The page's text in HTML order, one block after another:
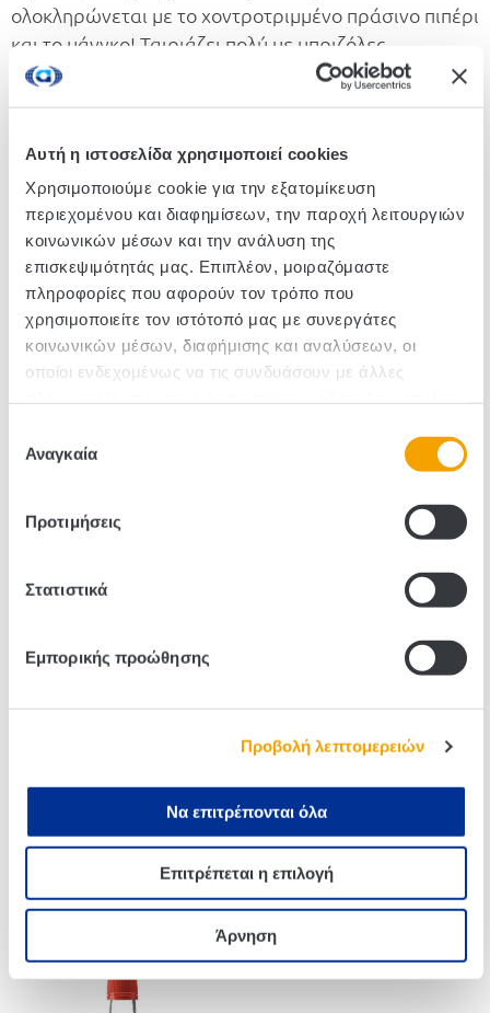
Αυτή η ιστοσελίδα χρησιμοποιεί cookies
Χρησιμοποιούμε cookie για την εξατομίκευση
περιεχομένου και διαφημίσεων, την παροχή λειτουργιών
κοινωνικών μέσων και την ανάλυση της
επισκεψιμότητάς μας. Επιπλέον, μοιραζόμαστε
πληροφορίες που αφορούν τον τρόπο που
χρησιμοποιείτε τον ιστότοπό μας με συνεργάτες
κοινωνικών μέσων, διαφήμισης και αναλύσεων, οι
οποίοι ενδεχομένως να τις συνδυάσουν με άλλες
των υπηρεσιών τους.
συγκατάθεσης
Αναγκαία
Προτιμήσεις
Στατιστικά
Εμπορικής προώθησης
Προβολή λεπτομερειών
Να επιτρέπονται όλα
Επιτρέπεται η επιλογή
Άρνηση
ολοκληρώνεται με το χοντροτριμμένο πράσινο πιπέρι
και το μάνγκο! Ταιριάζει πολύ με μπριζόλες,
κεφτεδάκια ή κεμπάπ και είναι πεντανόστιμη είτε
χρώματα, χωρίς γλουτένη, χωρίς λακτόζη, χωρίς
ενισχυτικά γεύσης.
Κωδικός :300038
Τεμάχια/Κιβώτιο: 6
Σάλτσα Σόγιας Kikkoman
Σάλτσα Teriyaki Kikkoman